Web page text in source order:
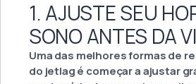
1. AJUSTE SEU
SONO ANTES DA
Uma das melhores formas de
do jetlag é começar a ajustar